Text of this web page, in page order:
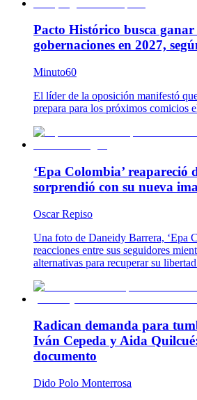
Pacto Histórico busca
gobernaciones en 2027,
Minuto60
El líder de la oposición manifestó
prepara para los próximos comicios
‘Epa Colombia’ reapareció
sorprendió con su nueva
Oscar Repiso
Una foto de Daneidy Barrera, ‘Epa
reacciones entre sus seguidores
alternativas para recuperar su
Radican demanda para
Iván Cepeda y Aida
documento
Dido Polo Monterrosa